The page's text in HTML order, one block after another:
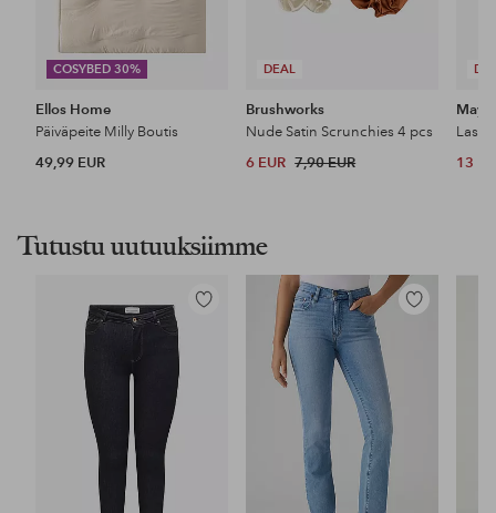
COSYBED 30%
Ellos Home
Päiväpeite Milly Boutis
49,99 EUR
DEAL
Brushworks
Nude Satin Scrunchies 4 pcs
6 EUR 7,90 EUR 13
Tutustu uutuuksiimme
Lisää
Lisää